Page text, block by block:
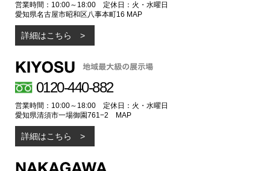
営業時間：10:00～18:00 定休日：火・水曜日
愛知県名古屋市昭和区八事本町16 MAP
詳細はこちら
0120-440-882
営業時間：10:00～18:00 定休日：火・水曜日
愛知県清須市一場御園761−2
MAP
詳細はこちら